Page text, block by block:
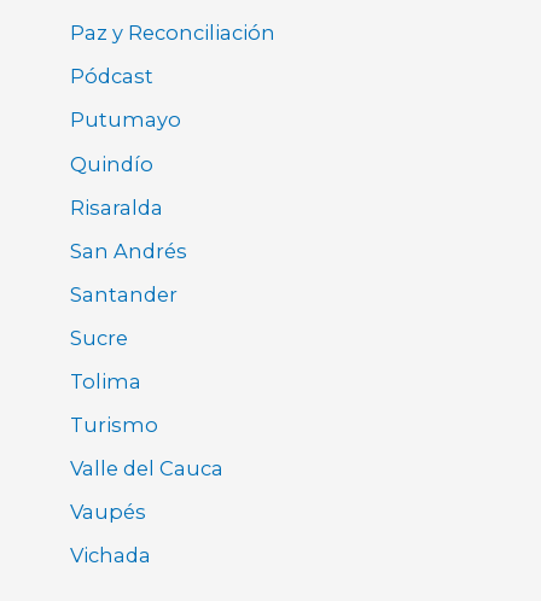
Paz y Reconciliación
Pódcast
Putumayo
Quindío
Risaralda
San Andrés
Santander
Sucre
Tolima
Turismo
Valle del Cauca
Vaupés
Vichada